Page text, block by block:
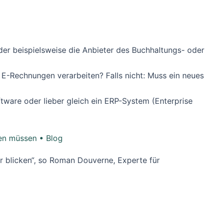
beispielsweise die Anbieter des Buchhaltungs- oder
Rechnungen verarbeiten? Falls nicht: Muss ein neues
oder lieber gleich ein ERP-System (Enterprise
müssen • Blog
so Roman Douverne, Experte für